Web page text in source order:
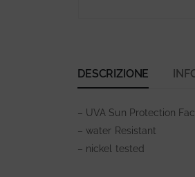
DESCRIZIONE
– UVA Sun Protection
– water Resistant
– nickel tested